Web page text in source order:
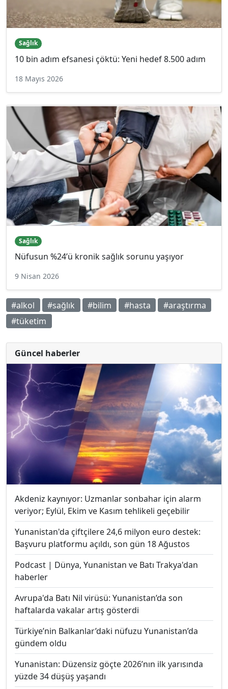
Sağlık
10 bin adım efsanesi çöktü: Yeni hedef 8.500 adım
18 Mayıs 2026
Sağlık
Nüfusun %24’ü kronik sağlık sorunu yaşıyor
9 Nisan 2026
#alkol #sağlık #bilim #hasta
#araştırma
#tüketim
Güncel haberler
Akdeniz kaynıyor: Uzmanlar sonbahar için alarm
veriyor; Eylül, Ekim ve Kasım tehlikeli geçebilir
Yunanistan'da çiftçilere 24,6 milyon euro destek:
Başvuru platformu açıldı, son gün 18 Ağustos
Podcast | Dünya, Yunanistan ve Batı Trakya'dan
haberler
Avrupa'da Batı Nil virüsü: Yunanistan’da son
haftalarda vakalar artış gösterdi
Türkiye’nin Balkanlar’daki nüfuzu Yunanistan’da
gündem oldu
Yunanistan: Düzensiz göçte 2026’nın ilk yarısında
yüzde 34 düşüş yaşandı